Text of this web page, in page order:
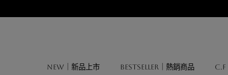
NEW｜新品上市 BESTSELLER｜熱銷商品 C.F